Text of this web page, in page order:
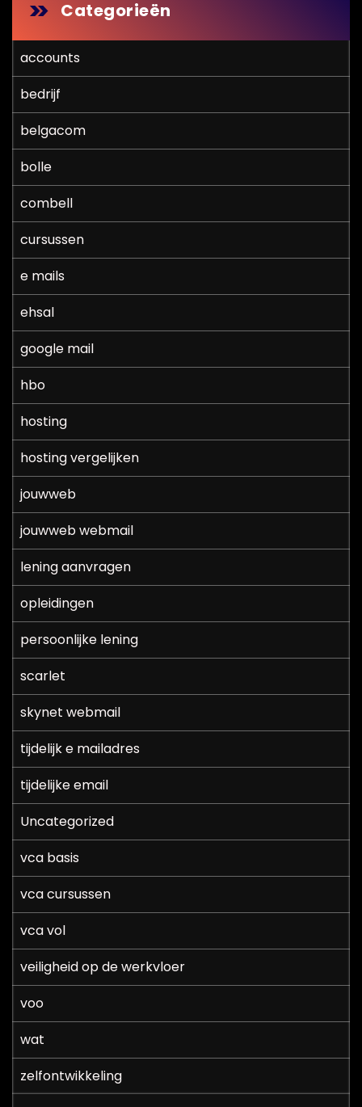
Categorieën
accounts
bedrijf
belgacom
bolle
combell
cursussen
e mails
ehsal
google mail
hbo
hosting
hosting vergelijken
jouwweb
jouwweb webmail
lening aanvragen
opleidingen
persoonlijke lening
scarlet
skynet webmail
tijdelijk e mailadres
tijdelijke email
Uncategorized
vca basis
vca cursussen
vca vol
veiligheid op de werkvloer
voo
wat
zelfontwikkeling